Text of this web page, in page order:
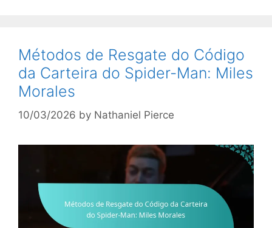
Métodos de Resgate do Código
da Carteira do Spider-Man: Miles
Morales
10/03/2026 by Nathaniel Pierce